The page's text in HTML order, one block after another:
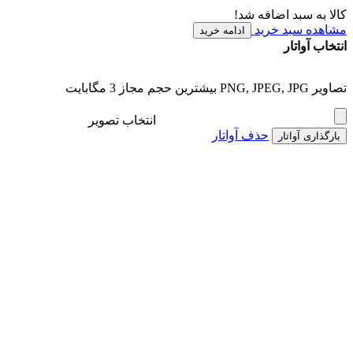
کالا به سبد اضافه شد!
مشاهده سبد خرید
ادامه خرید
انتخاب آواتار
تصاویر PNG, JPEG, JPG بیشترین حجم مجاز 3 مگابایت
انتخاب تصویر
بارگذاری آواتار حذف آواتار